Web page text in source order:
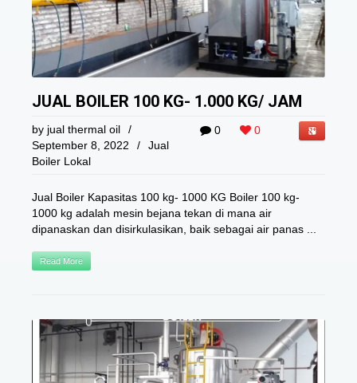
JUAL BOILER 100 KG- 1.000 KG/ JAM
0 0
by jual thermal oil
/
September 8, 2022
/
Jual
Boiler Lokal
Jual Boiler Kapasitas 100 kg- 1000 KG Boiler 100 kg-
1000 kg adalah mesin bejana tekan di mana air
dipanaskan dan disirkulasikan, baik sebagai air panas ...
Read More